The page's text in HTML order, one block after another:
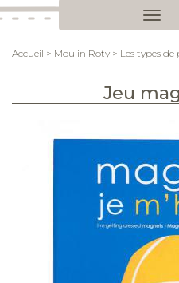
Accueil > Moulin Roty > Les types
Jeu